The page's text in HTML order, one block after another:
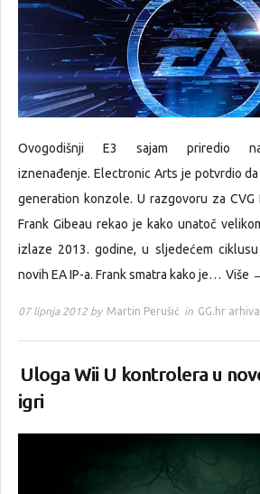
Ovogodišnji E3 sajam priredio
iznenađenje. Electronic Arts je potvrdio
generation konzole. U razgovoru za CVG
Frank Gibeau rekao je kako unatoč
izlaze 2013. godine, u sljedećem
novih EA IP-a. Frank smatra kako je… Više
07 lipnja 2012 by Martin Perušić in GG.hr arhiva
Uloga Wii U kontrolera u
igri